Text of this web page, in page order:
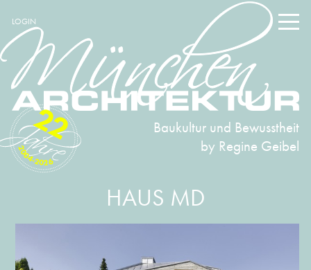
LOGIN
Baukultur und Bewusstheit
by Regine Geibel
2004-2026
22
HAUS MD